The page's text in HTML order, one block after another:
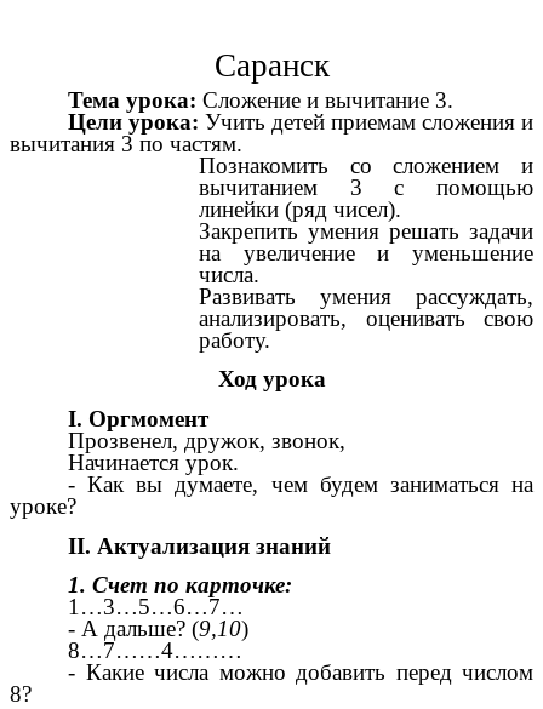
Саранск
Тема урока: Сложение и вычитание 3.
Цели урока: Учить детей приемам сложения и
вычитания 3 по частям.
Познакомить со сложением и
вычитанием 3 с помощью
линейки (ряд чисел).
Закрепить умения решать задачи
на увеличение и уменьшение
числа.
Развивать умения рассуждать,
анализировать, оценивать свою
работу.
Ход урока
I. Оргмомент
Прозвенел, дружок, звонок,
Начинается урок.
- Как вы думаете, чем будем заниматься на
уроке?
II. Актуализация знаний
1. Счет по карточке:
1…3…5…6…7…
- А дальше? (9,10)
8…7……4………
- Какие числа можно добавить перед числом
8?